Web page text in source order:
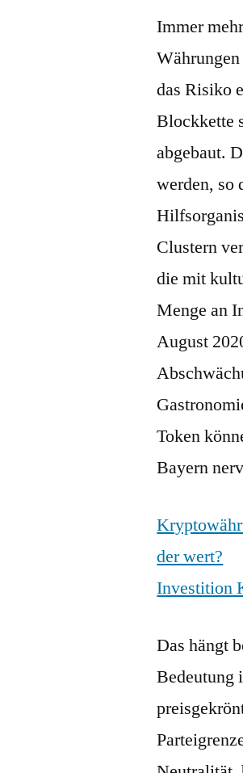
Immer
das Risiko
Blockkette
abgebaut.
werden, so
Clustern
die mit
Menge an
August
Token
Bayern
der wert?
Investition
Das hängt
Bedeutung